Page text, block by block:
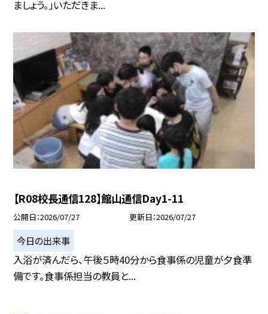
ましょう。」いただきま...
【R08校長通信128】館山通信Day1-11
公開日 2026/07/27 更新日 2026/07/27
今日の出来事
入浴が済んだら、午後５時40分から食事係の児童が夕食準
備です。食事係担当の教員と...